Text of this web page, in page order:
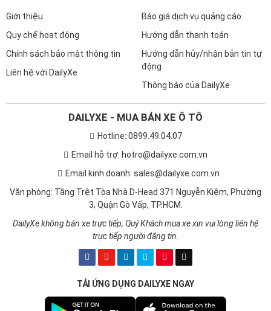
Giới thiệu
Quy chế hoạt động
Chính sách bảo mật thông tin
Liên hệ với DailyXe
Báo giá dịch vụ quảng cáo
Hướng dẫn thanh toán
Hướng dẫn hủy/nhận bản tin tự
động
Thông báo của DailyXe
DAILYXE - MUA BÁN XE Ô TÔ
Hotline: 0899.49.04.07
Email hỗ trợ: hotro@dailyxe.com.vn
Email kinh doanh: sales@dailyxe.com.vn
Văn phòng: Tầng Trệt Tòa Nhà D-Head 371 Nguyễn Kiệm, Phường
3, Quận Gò Vấp, TP.HCM.
DailyXe không bán xe trực tiếp, Quý Khách mua xe xin vui lòng liên hệ
trực tiếp người đăng tin.
TẢI ỨNG DỤNG DAILYXE NGAY